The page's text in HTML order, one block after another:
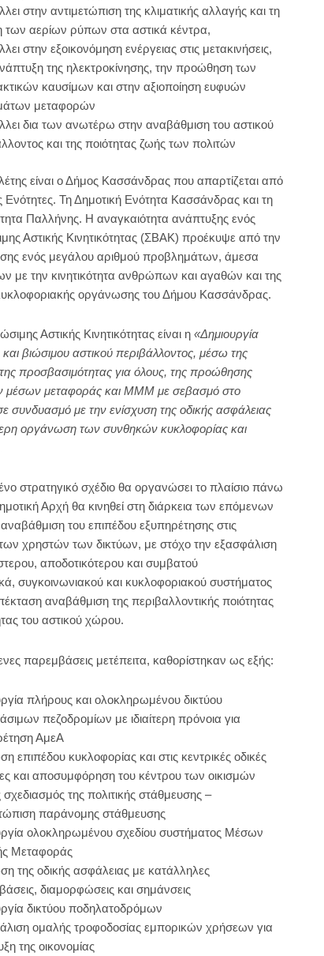
στην αντιμετώπιση της κλιματικής αλλαγής και τη
των αερίων ρύπων στα αστικά κέντρα,
στην εξοικονόμηση ενέργειας στις μετακινήσεις,
της ηλεκτροκίνησης, την προώθηση των
καυσίμων και στην αξιοποίηση ευφυών
μεταφορών
δια των ανωτέρω στην αναβάθμιση του αστικού
και της ποιότητας ζωής των πολιτών
είναι ο Δήμος Κασσάνδρας που απαρτίζεται από
Ενότητες. Τη Δημοτική Ενότητα Κασσάνδρας και τη
Παλλήνης. Η αναγκαιότητα ανάπτυξης ενός
Αστικής Κινητικότητας (ΣΒΑΚ) προέκυψε από την
ενός μεγάλου αριθμού προβλημάτων, άμεσα
με την κινητικότητα ανθρώπων και αγαθών και της
οργάνωσης του Δήμου Κασσάνδρας.
Αστικής Κινητικότητας είναι η «Δημιουργία
βιώσιμου αστικού περιβάλλοντος, μέσω της
προσβασιμότητας για όλους, της προώθησης
μέσων μεταφοράς και ΜΜΜ με σεβασμό στο
συνδυασμό με την ενίσχυση της οδικής ασφάλειας
οργάνωση των συνθηκών κυκλοφορίας και
στρατηγικό σχέδιο θα οργανώσει το πλαίσιο πάνω
Αρχή θα κινηθεί στη διάρκεια των επόμενων
του επιπέδου εξυπηρέτησης στις
των χρηστών των δικτύων, με στόχο την εξασφάλιση
αποδοτικότερου και συμβατού
συγκοινωνιακού και κυκλοφοριακού συστήματος
αναβάθμιση της περιβαλλοντικής ποιότητας
του αστικού χώρου.
παρεμβάσεις μετέπειτα, καθορίστηκαν ως εξής:
πλήρους και ολοκληρωμένου δικτύου
πεζοδρομίων με ιδιαίτερη πρόνοια για
ΑμεΑ
επιπέδου κυκλοφορίας και στις κεντρικές οδικές
και αποσυμφόρηση του κέντρου των οικισμών
σχεδιασμός της πολιτικής στάθμευσης –
παράνομης στάθμευσης
ολοκληρωμένου σχεδίου συστήματος Μέσων
Μεταφοράς
της οδικής ασφάλειας με κατάλληλες
διαμορφώσεις και σημάνσεις
δικτύου ποδηλατοδρόμων
ομαλής τροφοδοσίας εμπορικών χρήσεων για
της οικονομίας